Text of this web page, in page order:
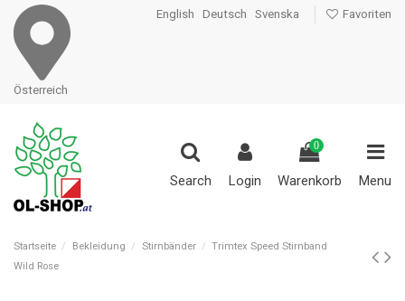
Österreich
English Deutsch Svenska Favoriten
Search Login
0
Warenkorb Menu
Startseite Bekleidung Stirnbänder
Trimtex Speed Stirnband
Wild Rose